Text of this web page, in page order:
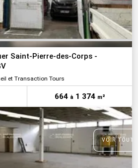
Saint-Pierre-des-Corps -
et Transaction Tours
664 à1 374 m²
VOIR